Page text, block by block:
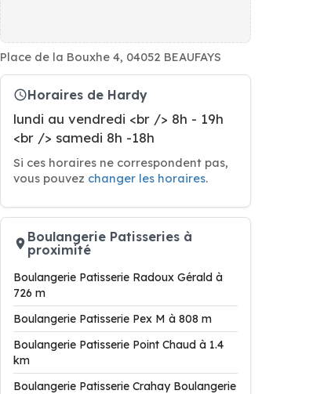
Place de la Bouxhe 4, 04052 BEAUFAYS
Horaires de Hardy
lundi au vendredi <br /> 8h - 19h
<br /> samedi 8h -18h
Si ces horaires ne correspondent pas,
vous pouvez changer les horaires.
Boulangerie Patisseries à
proximité
Boulangerie Patisserie Radoux Gérald à
726 m
Boulangerie Patisserie Pex M à 808 m
Boulangerie Patisserie Point Chaud à 1.4
km
Boulangerie Patisserie Crahay Boulangerie